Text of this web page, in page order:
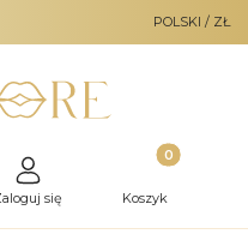
POLSKI / ZŁ
się
Produkty w
Koszyk